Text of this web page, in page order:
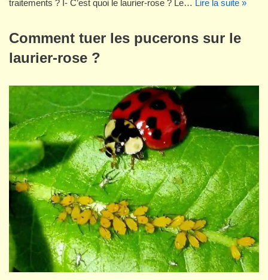
traitements ? I- C’est quoi le laurier-rose ? Le… Lire la suite »
Comment tuer les pucerons sur le
laurier-rose ?